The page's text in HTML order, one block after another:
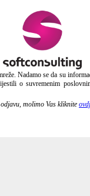
Nadamo se da su
o suvremenim
molimo Vas kliknite